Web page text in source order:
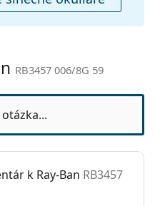
8G 59
RB3457 006/8G 59
k Ray-Ban RB3457